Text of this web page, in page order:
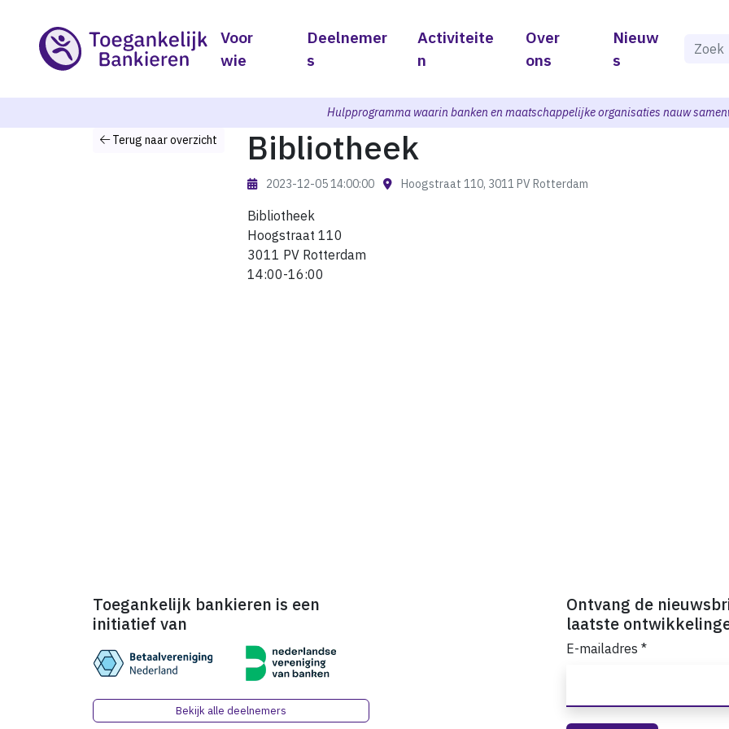
Voor
wie
Deelnemer
s
Activiteite
n
Over
ons
Nieuw
s
Als
Hulpprogramma waarin banken en maatschappelijke organisaties nauw
Terug naar overzicht
Bibliotheek
2023-12-05 14:00:00 Hoogstraat 110, 3011 PV Rotterdam
Bibliotheek
Hoogstraat 110
3011 PV Rotterdam
14:00-16:00
Toegankelijk bankieren is een
initiatief van
Bekijk alle deelnemers
Ontvang de
laatste
E-mailadres *